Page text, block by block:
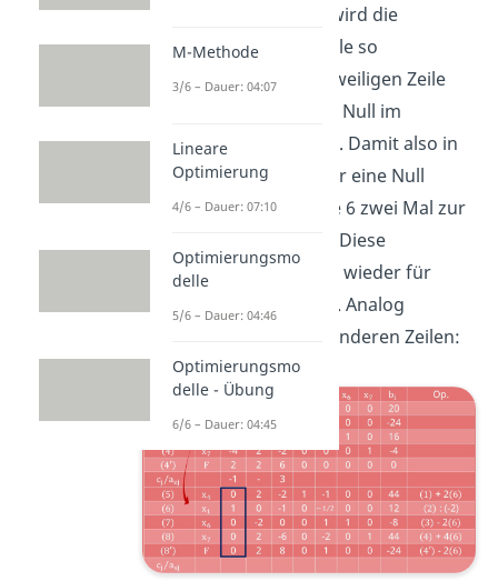
Für die übrigen Zeilen wird die
umgewandelte Pivotzeile so
multipliziert und zur jeweiligen Zeile
hinzuaddiert, dass eine Null im
Einheitsvektor entsteht. Damit also in
Zeile 5 im Einheitsvektor eine Null
entsteht, muss die Zeile 6 zwei Mal zur
Zeile 1 addiert werden. Diese
Rechnung gilt natürlich wieder für
jedes Element der Zeile. Analog
berechnen wir für die anderen Zeilen:
M-Methode
3/6 – Dauer: 04:07
Lineare
Optimierung
4/6 – Dauer: 07:10
Optimierungsmo
delle
5/6 – Dauer: 04:46
Optimierungsmo
delle - Übung
6/6 – Dauer: 04:45